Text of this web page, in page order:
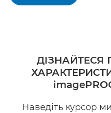
ДІЗНАЙТЕСЯ
Наведіть курсор